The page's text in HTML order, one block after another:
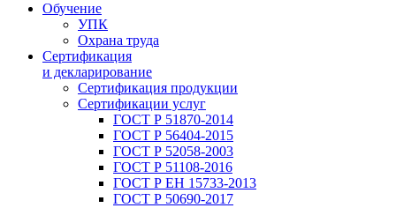
Обучение
УПК
Охрана труда
Сертификация
и декларирование
Сертификация продукции
Сертификации услуг
ГОСТ Р 51870-2014
ГОСТ Р 56404-2015
ГОСТ Р 52058-2003
ГОСТ Р 51108-2016
ГОСТ Р ЕН 15733-2013
ГОСТ Р 50690-2017